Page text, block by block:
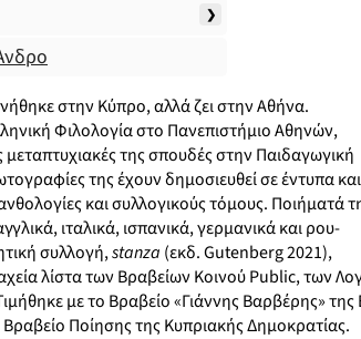
στην Κύπρο, αλλά ζει στην Αθήνα.
Φιλολογία στο Πανεπιστήμιο Αθηνών,
της σπουδές στην Παιδαγωγική
της έχουν δημοσιευθεί σε έντυπα και
και συλλογικούς τόμους. Ποιήματά
ιταλικά, ισπανικά, γερμανικά και ρου-
συλλογή,stanza (εκδ. Gutenberg 2021),
λίστα των Βραβείων Κοινού Public, των
με το Βραβείο «Γιάννης Βαρβέρης»
Βραβείο Ποίησης της Κυπριακής Δημοκρατίας.